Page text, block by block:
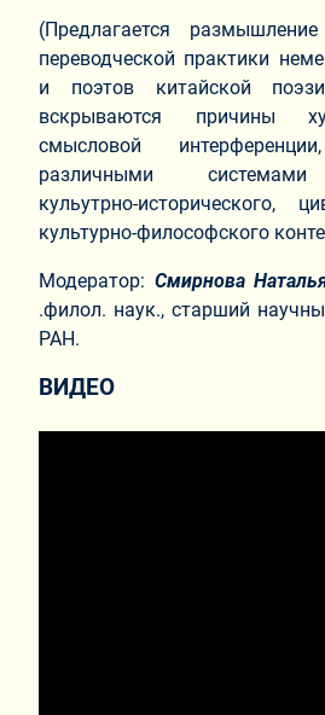
(Предлагается
переводческой практики
и поэтов китайской
вскрываются причины
смысловой
различными системами
кульутрно-исторического,
культурно-философского
Модератор: Смирнова
.филол. наук., старший
РАН.
ВИДЕО